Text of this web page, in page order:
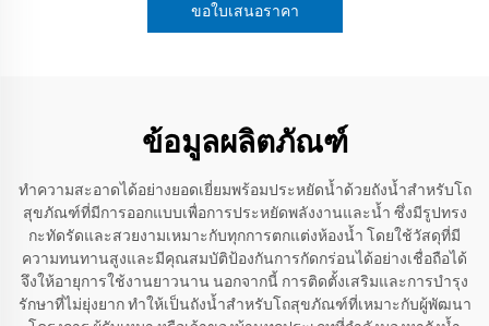
ขอใบเสนอราคา
ข้อมูลผลิตภัณฑ์
ทำความสะอาดได้อย่างยอดเยี่ยมพร้อมประหยัดน้ำด้วยถังน้ำสำหรับโถ
สุขภัณฑ์ที่มีการออกแบบเพื่อการประหยัดพลังงานและน้ำ ซึ่งมีรูปทรง
กะทัดรัดและสวยงามเหมาะกับทุกการตกแต่งห้องน้ำ โดยใช้วัสดุที่มี
ความทนทานสูงและมีคุณสมบัติป้องกันการกัดกร่อนได้อย่างเชื่อถือได้
จึงให้อายุการใช้งานยาวนาน นอกจากนี้ การติดตั้งเสริมและการบำรุง
รักษาที่ไม่ยุ่งยาก ทำให้เป็นถังน้ำสำหรับโถสุขภัณฑ์ที่เหมาะกับผู้พัฒนา